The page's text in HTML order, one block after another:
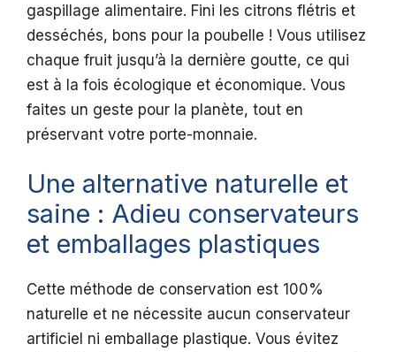
gaspillage alimentaire. Fini les citrons flétris et
desséchés, bons pour la poubelle ! Vous utilisez
chaque fruit jusqu’à la dernière goutte, ce qui
est à la fois écologique et économique. Vous
faites un geste pour la planète, tout en
préservant votre porte-monnaie.
Une alternative naturelle et
saine : Adieu conservateurs
et emballages plastiques
Cette méthode de conservation est 100%
naturelle et ne nécessite aucun conservateur
artificiel ni emballage plastique. Vous évitez